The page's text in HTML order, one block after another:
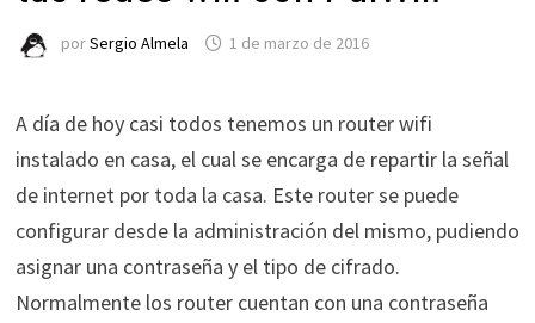
porSergio Almela 1 de marzo de 2016
A día de hoy casi todos tenemos un router wifi
instalado en casa, el cual se encarga de repartir la señal
de internet por toda la casa. Este router se puede
configurar desde la administración del mismo, pudiendo
asignar una contraseña y el tipo de cifrado.
Normalmente los router cuentan con una contraseña